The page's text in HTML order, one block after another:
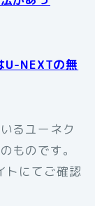
U-NEXTの無
るユーネク
ものです。
トにてご確認